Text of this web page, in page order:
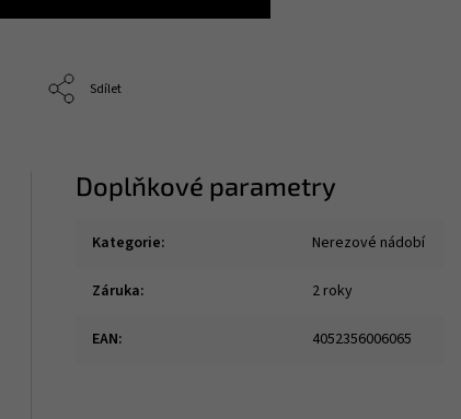
Sdílet
Doplňkové parametry
Kategorie: Nerezové nádobí
Záruka: 2 roky
EAN: 4052356006065